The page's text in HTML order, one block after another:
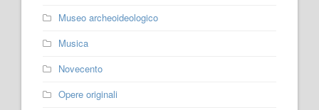
Museo archeoideologico
Musica
Novecento
Opere originali